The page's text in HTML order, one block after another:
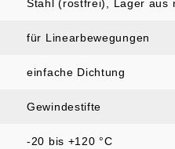
Stahl (rostfrei), Lager aus
für Linearbewegungen
einfache Dichtung
Gewindestifte
-20 bis +120 °C